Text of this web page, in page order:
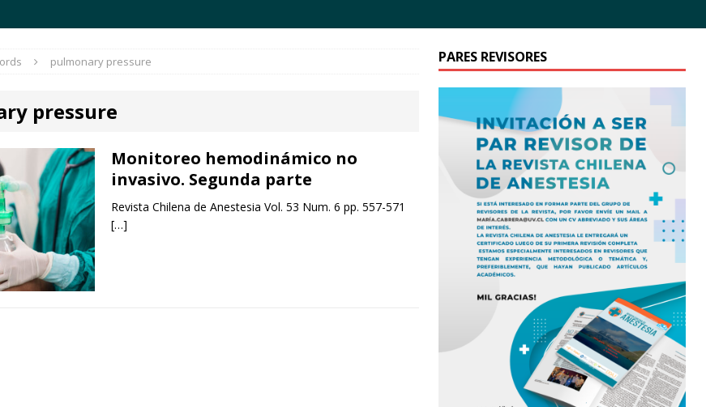
pulmonary pressure
pressure
Monitoreo hemodinámico no
invasivo. Segunda parte
Revista Chilena de Anestesia Vol. 53 Num. 6 pp. 557-571
[…]
PARES REVISORES